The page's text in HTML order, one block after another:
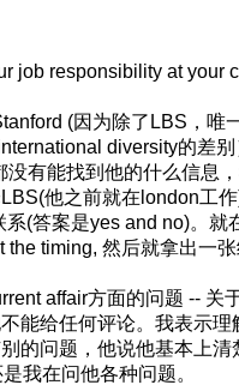
job responsibility at your
(因为除了LBS，唯
diversity的差
没有能找到他的什么信息
他之前就在london工
(答案是yes and no)。就
the timing, 然后就拿出一
affair方面的问题 --
能给任何评论。我表示理
的问题，他说他基本上
我在问他各种问题。